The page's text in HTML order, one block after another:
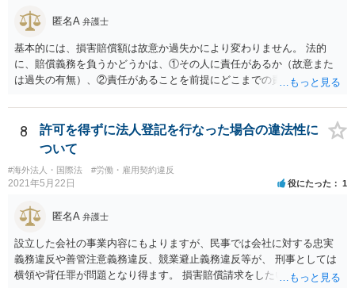
匿名A 弁護士
基本的には、損害賠償額は故意か過失かにより変わりません。 法的
に、賠償義務を負うかどうかは、①その人に責任があるか（故意また
は過失の有無）、②責任があることを前提にどこまでの責任を負うべ
（厳密には、②の話の中で責任の範囲を問う過程で主観面も見るする
ので事案次第ではありますが。）。 また、海外での損害の発生の場合
には、まずどの法を適用するのかの問題があるので、どの国の損害で
生じた損害で、その問題に何法が適用されるのか、の判断が先行する
ので、事案聞かないことにはなんともといったところです。
8
許可を得ずに法人登記を行なった場合の違法性に
ついて
#海外法人・国際法 #労働・雇用契約違反
2021年5月22日 役にたった 1
匿名A 弁護士
設立した会社の事業内容にもよりますが、民事では会社に対する忠実
義務違反や善管注意義務違反、競業避止義務違反等が、 刑事としては
横領や背任罪が問題となり得ます。 損害賠償請求をしたいのか、刑事